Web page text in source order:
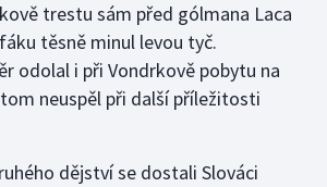
trestu sám před gólmana Laca
těsně minul levou tyč.
odolal i při Vondrkově pobytu na
neuspěl při další příležitosti
dějství se dostali Slováci